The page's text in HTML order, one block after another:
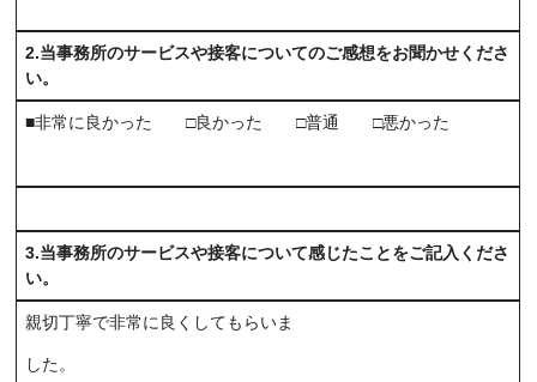
2.当事務所のサービスや接客についてのご感想をお聞かせくださ
い。
■非常に良かった □良かった □普通 □悪かった
3.当事務所のサービスや接客について感じたことをご記入くださ
い。
親切丁寧で非常に良くしてもらいま
した。